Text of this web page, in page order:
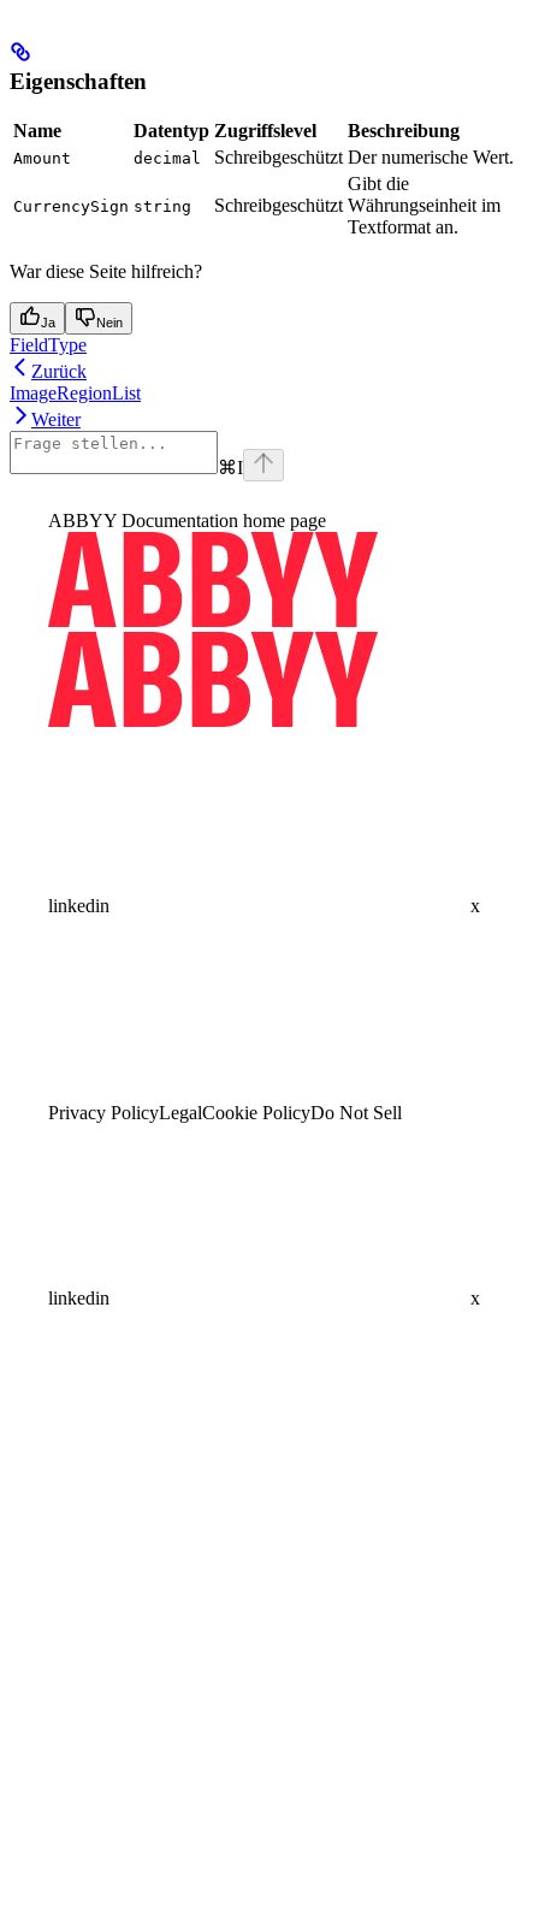
Eigenschaften
Name Datentyp Zugriffslevel Beschreibung
Amount decimal Schreibgeschützt Der numerische Wert.
CurrencySign string Schreibgeschützt
Gibt die
Währungseinheit im
Textformat an.
War diese Seite hilfreich?
Ja Nein
FieldType
Zurück
ImageRegionList
Weiter
⌘I
ABBYY Documentation home page
linkedin x
Privacy PolicyLegalCookie PolicyDo Not Sell
linkedin x